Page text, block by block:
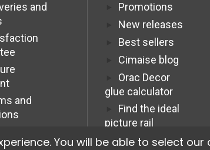
and
and
Promotions
New releases
Best sellers
Cimaise blog
Orac Decor
glue calculator
Find the ideal
picture rail
Programme
You will be able to select